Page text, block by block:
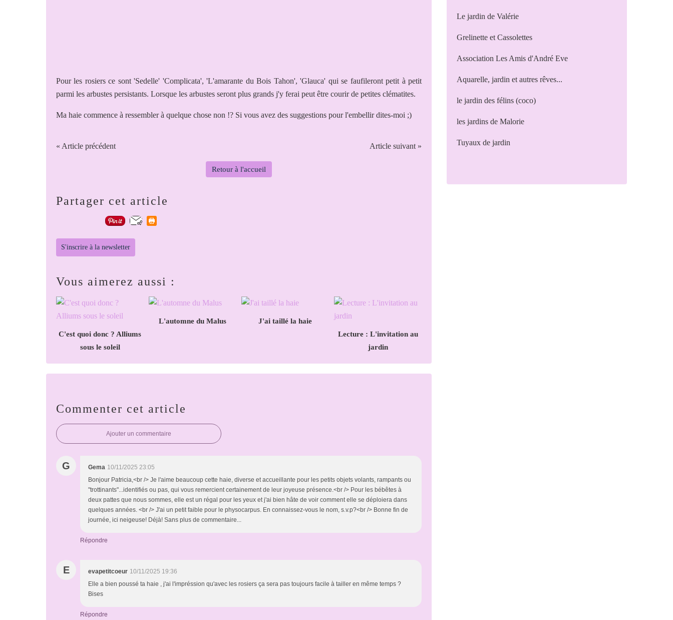
Pour les rosiers ce sont 'Sedelle' 'Complicata', 'L'amarante du Bois Tahon', 'Glauca' qui se faufileront petit à petit
parmi les arbustes persistants. Lorsque les arbustes seront plus grands j'y ferai peut être courir de petites clématites.
Ma haie commence à ressembler à quelque chose non !? Si vous avez des suggestions pour l'embellir dites-moi ;)
« Article précédent Article suivant »
Retour à l'accueil
Partager cet article
S'inscrire à la newsletter
Vous aimerez aussi :
C'est quoi donc ? Alliums
sous le soleil
L'automne du Malus
J'ai taillé la haie
Lecture : L'invitation au
jardin
Commenter cet article
Ajouter un commentaire
G Gema 10/11/2025 23:05
Bonjour Patricia,<br /> Je l'aime beaucoup cette haie, diverse et accueillante pour les petits objets volants, rampants ou
"trottinants"...identifiés ou pas, qui vous remercient certainement de leur joyeuse présence.<br /> Pour les bébêtes à
deux pattes que nous sommes, elle est un régal pour les yeux et j'ai bien hâte de voir comment elle se déploiera dans
quelques années. <br /> J'ai un petit faible pour le physocarpus. En connaissez-vous le nom, s.v.p?<br /> Bonne fin de
journée, ici neigeuse! Déjà! Sans plus de commentaire...
Répondre
E evapetitcoeur 10/11/2025 19:36
Elle a bien poussé ta haie , j'ai l'impréssion qu'avec les rosiers ça sera pas toujours facile à tailler en même temps ?
Bises
Répondre
Le jardin de Valérie
Grelinette et Cassolettes
Association Les Amis d'André Eve
Aquarelle, jardin et autres rêves...
le jardin des félins (coco)
les jardins de Malorie
Tuyaux de jardin